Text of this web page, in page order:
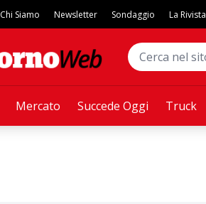
Mercato Succede Oggi Truck
Chi Siamo Newsletter Sondaggio La Rivista